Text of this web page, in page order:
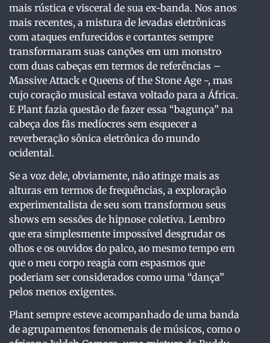
mais rústica e visceral de sua ex-banda. Nos anos
mais recentes, a mistura de levadas eletrônicas
com ataques enfurecidos e cortantes sempre
transformaram suas canções em um monstro
com duas cabeças em termos de referências –
Massive Attack e Queens of the Stone Age -, mas
cujo coração musical estava voltado para a África.
E Plant fazia questão de fazer essa “bagunça” na
cabeça dos fãs medíocres sem esquecer a
reverberação sônica eletrônica do mundo
ocidental.
Se a voz dele, obviamente, não atinge mais as
alturas em termos de frequências, a exploração
experimentalista de seu som transformou seus
shows em sessões de hipnose coletiva. Lembro
que era simplesmente impossível desgrudar os
olhos e os ouvidos do palco, ao mesmo tempo em
que o meu corpo reagia com espasmos que
poderiam ser considerados como uma “dança”
pelos menos exigentes.
Plant sempre esteve acompanhado de uma banda
de agrupamentos fenomenais de músicos, como o